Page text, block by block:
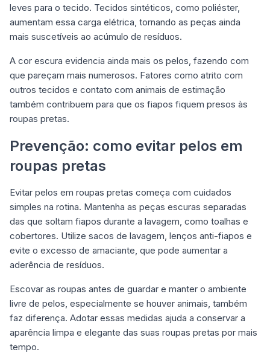
leves para o tecido. Tecidos sintéticos, como poliéster,
aumentam essa carga elétrica, tornando as peças ainda
mais suscetíveis ao acúmulo de resíduos.
A cor escura evidencia ainda mais os pelos, fazendo com
que pareçam mais numerosos. Fatores como atrito com
outros tecidos e contato com animais de estimação
também contribuem para que os fiapos fiquem presos às
roupas pretas.
Prevenção: como evitar pelos em
roupas pretas
Evitar pelos em roupas pretas começa com cuidados
simples na rotina. Mantenha as peças escuras separadas
das que soltam fiapos durante a lavagem, como toalhas e
cobertores. Utilize sacos de lavagem, lenços anti-fiapos e
evite o excesso de amaciante, que pode aumentar a
aderência de resíduos.
Escovar as roupas antes de guardar e manter o ambiente
livre de pelos, especialmente se houver animais, também
faz diferença. Adotar essas medidas ajuda a conservar a
aparência limpa e elegante das suas roupas pretas por mais
tempo.